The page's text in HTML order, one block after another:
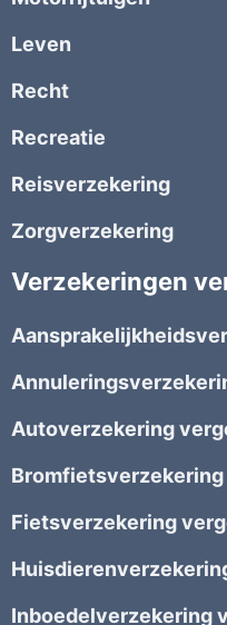
Leven
Recht
Recreatie
Reisverzekering
Zorgverzekering
Verzekeringen
Autoverzekering
Fietsverzekering
Inboedelverzekering